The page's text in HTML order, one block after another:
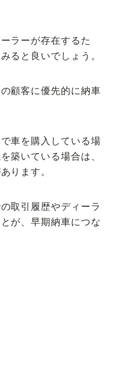
ラーが存在するた
ると良いでしょう。
顧客に優先的に納車
車を購入している場
築いている場合は、
ります。
取引履歴やディーラ
が、早期納車につな